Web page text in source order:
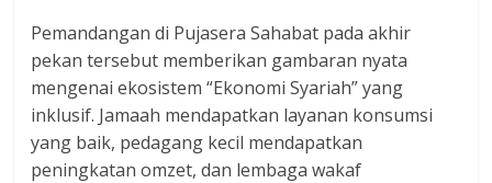
Pemandangan di Pujasera Sahabat pada akhir
pekan tersebut memberikan gambaran nyata
mengenai ekosistem “Ekonomi Syariah” yang
inklusif. Jamaah mendapatkan layanan konsumsi
yang baik, pedagang kecil mendapatkan
peningkatan omzet, dan lembaga wakaf